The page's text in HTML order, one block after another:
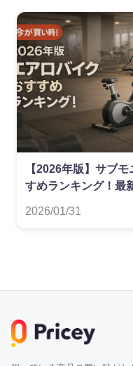
【2026年版】サブ
すめランキング！最
2026/01/31